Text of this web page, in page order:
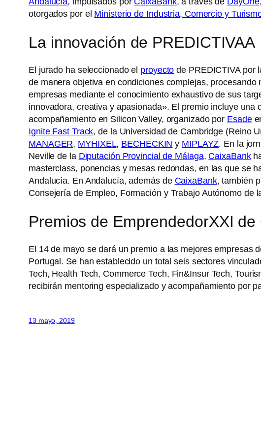
otorgados por el Ministerio de Industria, Comercio y
La innovación de PREDICTIVAA
El jurado ha seleccionado el proyecto de PREDICTIVA por
de manera objetiva en condiciones complejas,
empresas mediante el conocimiento exhaustivo de sus
innovadora, creativa y apasionada». El premio incluye
acompañamiento en Silicon Valley, organizado por Esade
Ignite Fast Track, de la Universidad de Cambridge (Reino
MANAGER, MYHIXEL, BECHECKIN y MIPLAYZ. En la
Neville de la Diputación Provincial de Málaga, CaixaBank
masterclass, ponencias y mesas redondas, en las que se
Andalucía. En Andalucía, además de CaixaBank, también
Consejería de Empleo, Formación y Trabajo Autónomo de
Premios de EmprendedorXXI de
El 14 de mayo se dará un premio a las mejores empresas
Portugal. Se han establecido un total seis sectores
Tech, Health Tech, Commerce Tech, Fin&Insur Tech,
recibirán mentoring especializado y acompañamiento por
13 mayo, 2019